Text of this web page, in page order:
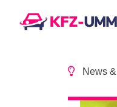
News